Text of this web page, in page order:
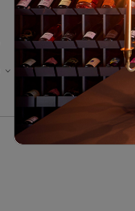
1324 €
КУПИ
Виж подобни